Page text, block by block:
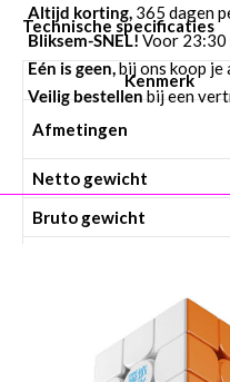
Technische specificaties
Kenmerk
Afmetingen
Netto gewicht
Bruto gewicht
Moeilijkheidsgraad
Magnetisch
Altijd korting, 365 dagen
Bliksem-SNEL! Voor 23:30
Eén is geen,bij ons koop je
Veilig bestellenbij een